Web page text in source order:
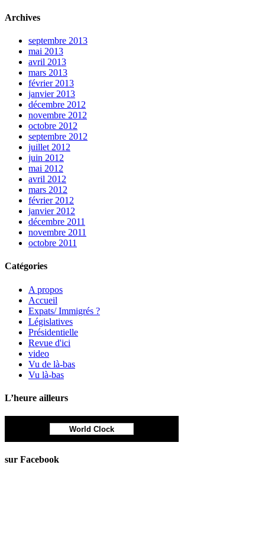
Archives
septembre 2013
mai 2013
avril 2013
mars 2013
février 2013
janvier 2013
décembre 2012
novembre 2012
octobre 2012
septembre 2012
juillet 2012
juin 2012
mai 2012
avril 2012
mars 2012
février 2012
janvier 2012
décembre 2011
novembre 2011
octobre 2011
Catégories
A propos
Accueil
Expats/ Immigrés ?
Législatives
Présidentielle
Revue d'ici
video
Vu de là-bas
Vu là-bas
L’heure ailleurs
World Clock
sur Facebook